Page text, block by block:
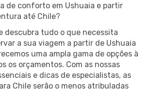
de conforto em Ushuaia e partir
até Chile?
descubra tudo o que necessita
a sua viagem a partir de Ushuaia
uma ampla gama de opções à
os orçamentos. Com as nossas
e dicas de especialistas, as
Chile serão o menos atribuladas